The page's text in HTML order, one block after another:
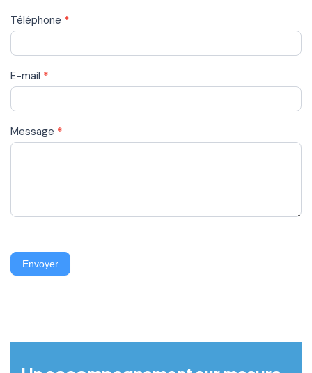
Téléphone *
E-mail *
Message *
Envoyer